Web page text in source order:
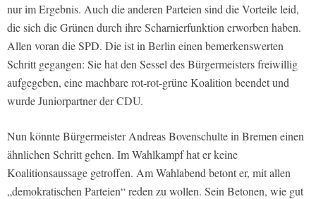
nur im Ergebnis. Auch die anderen Parteien sind die Vorteile leid,
die sich die Grünen durch ihre Scharnierfunktion erworben haben.
Allen voran die SPD. Die ist in Berlin einen bemerkenswerten
Schritt gegangen: Sie hat den Sessel des Bürgermeisters freiwillig
aufgegeben, eine machbare rot-rot-grüne Koalition beendet und
wurde Juniorpartner der CDU.
Nun könnte Bürgermeister Andreas Bovenschulte in Bremen einen
ähnlichen Schritt gehen. Im Wahlkampf hat er keine
Koalitionsaussage getroffen. Am Wahlabend betont er, mit allen
„demokratischen Parteien“ reden zu wollen. Sein Betonen, wie gut